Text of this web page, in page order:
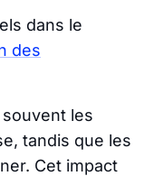
dans le
des
les
tandis que les
Cet impact